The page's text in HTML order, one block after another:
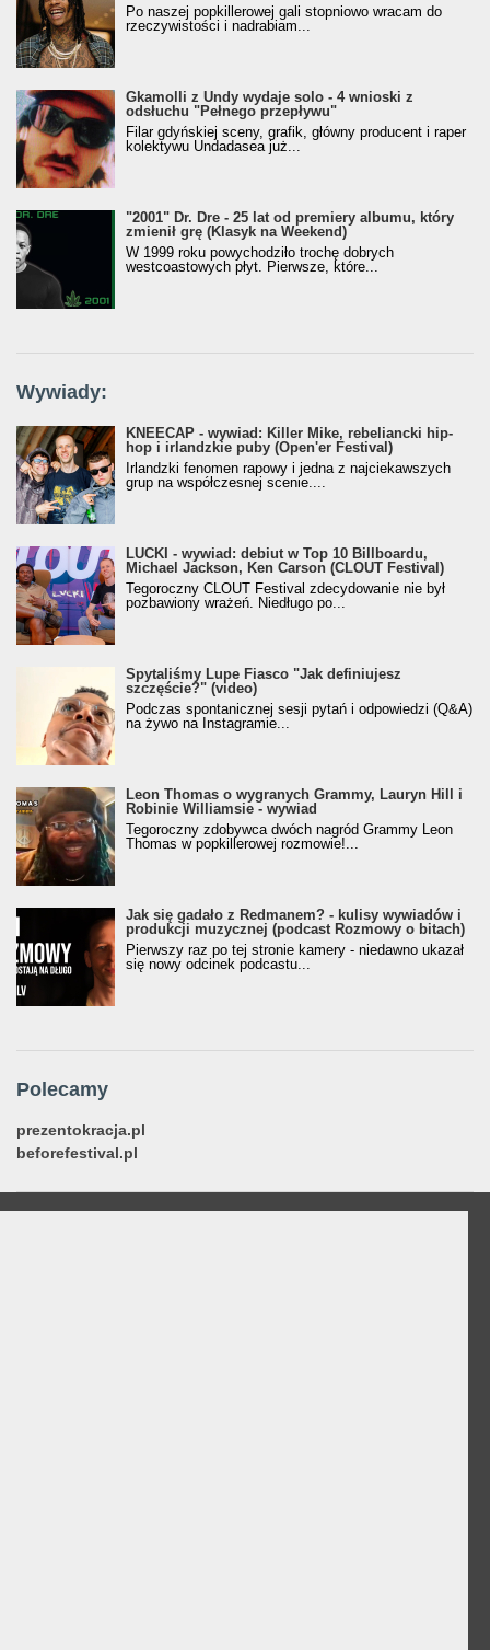
Po naszej popkillerowej gali stopniowo wracam do
rzeczywistości i nadrabiam...
Gkamolli z Undy wydaje solo - 4 wnioski z
odsłuchu "Pełnego przepływu"
Filar gdyńskiej sceny, grafik, główny producent i raper
kolektywu Undadasea już...
"2001" Dr. Dre - 25 lat od premiery albumu, który
zmienił grę (Klasyk na Weekend)
W 1999 roku powychodziło trochę dobrych
westcoastowych płyt. Pierwsze, które...
Wywiady:
KNEECAP - wywiad: Killer Mike, rebeliancki hip-
hop i irlandzkie puby (Open'er Festival)
Irlandzki fenomen rapowy i jedna z najciekawszych
grup na współczesnej scenie....
LUCKI - wywiad: debiut w Top 10 Billboardu,
Michael Jackson, Ken Carson (CLOUT Festival)
Tegoroczny CLOUT Festival zdecydowanie nie był
pozbawiony wrażeń. Niedługo po...
Spytaliśmy Lupe Fiasco "Jak definiujesz
szczęście?" (video)
Podczas spontanicznej sesji pytań i odpowiedzi (Q&A)
na żywo na Instagramie...
Leon Thomas o wygranych Grammy, Lauryn Hill i
Robinie Williamsie - wywiad
Tegoroczny zdobywca dwóch nagród Grammy Leon
Thomas w popkillerowej rozmowie!...
Jak się gadało z Redmanem? - kulisy wywiadów i
produkcji muzycznej (podcast Rozmowy o bitach)
Pierwszy raz po tej stronie kamery - niedawno ukazał
się nowy odcinek podcastu...
Polecamy
prezentokracja.pl
beforefestival.pl